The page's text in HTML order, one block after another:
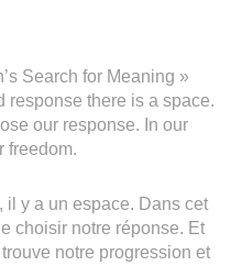
Search for Meaning »
response there is a space.
our response. In our
freedom.
il y a un espace. Dans cet
choisir notre réponse. Et
notre progression et